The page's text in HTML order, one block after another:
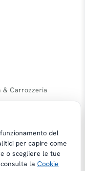
& Carrozzeria
by
del
per capire come
o scegliere le tue
la Cookie